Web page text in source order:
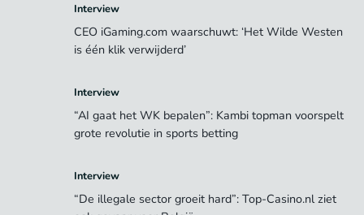
Interview
CEO iGaming.com waarschuwt: ‘Het Wilde Westen
is één klik verwijderd’
Interview
“AI gaat het WK bepalen”: Kambi topman voorspelt
grote revolutie in sports betting
Interview
“De illegale sector groeit hard”: Top-Casino.nl ziet